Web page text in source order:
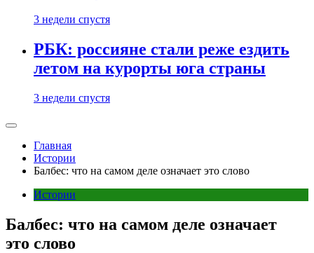
3 недели спустя
РБК: россияне стали реже ездить
летом на курорты юга страны
3 недели спустя
Главная
Истории
Балбес: что на самом деле означает это слово
Истории
Балбес: что на самом деле означает
это слово